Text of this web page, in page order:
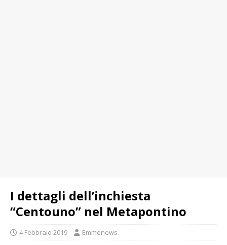
I dettagli dell’inchiesta
“Centouno” nel Metapontino
4 Febbraio 2019 Emmenews